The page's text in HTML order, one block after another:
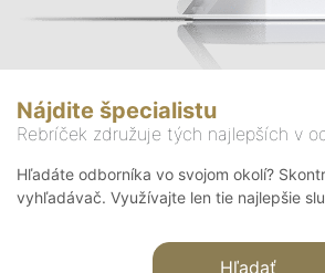
Nájdite špecialistu
Rebríček združuje tých najlepších v
Hľadáte odborníka vo svojom okolí?
vyhľadávač. Využívajte len tie najlepšie
Hľadať